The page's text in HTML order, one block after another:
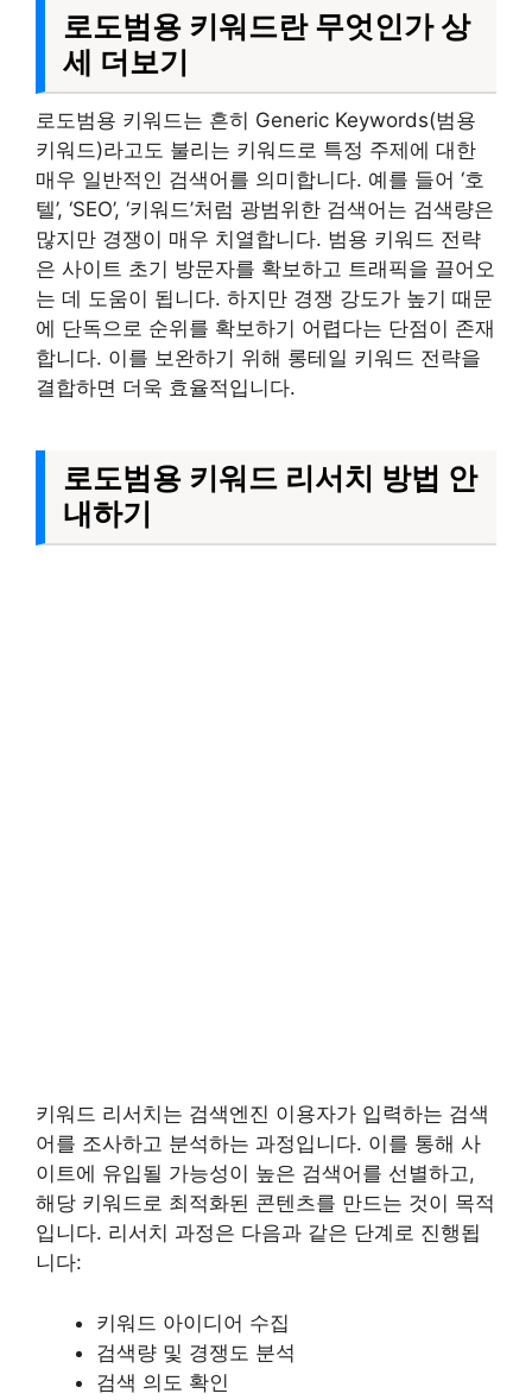
로도범용 키워드란 무엇인가 상
세 더보기
로도범용 키워드는 흔히 Generic Keywords(범용
키워드)라고도 불리는 키워드로 특정 주제에 대한
매우 일반적인 검색어를 의미합니다. 예를 들어 ‘호
텔’, ‘SEO’, ‘키워드’처럼 광범위한 검색어는 검색량은
많지만 경쟁이 매우 치열합니다. 범용 키워드 전략
은 사이트 초기 방문자를 확보하고 트래픽을 끌어오
는 데 도움이 됩니다. 하지만 경쟁 강도가 높기 때문
에 단독으로 순위를 확보하기 어렵다는 단점이 존재
합니다. 이를 보완하기 위해 롱테일 키워드 전략을
결합하면 더욱 효율적입니다.
로도범용 키워드 리서치 방법 안
내하기
키워드 리서치는 검색엔진 이용자가 입력하는 검색
어를 조사하고 분석하는 과정입니다. 이를 통해 사
이트에 유입될 가능성이 높은 검색어를 선별하고,
해당 키워드로 최적화된 콘텐츠를 만드는 것이 목적
입니다. 리서치 과정은 다음과 같은 단계로 진행됩
니다:
키워드 아이디어 수집
검색량 및 경쟁도 분석
검색 의도 확인